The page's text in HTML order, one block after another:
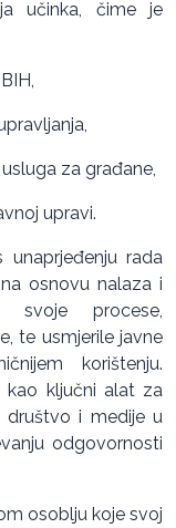
učinka, čime je
za građane,
upravi.
rada
osnovu nalaza i
svoje procese,
te usmjerile javne
korištenju.
kao ključni alat za
društvo i medije u
odgovornosti
osoblju koje svoj